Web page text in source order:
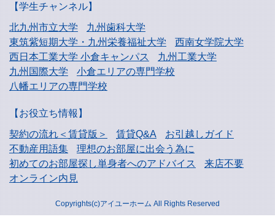
【学生チャンネル】
北九州市立大学
九州歯科大学
東筑紫短期大学・九州栄養福祉大学
西南女学院大学
西日本工業大学小倉キャンパス
九州工業大学
九州国際大学
小倉エリアの専門学校
八幡エリアの専門学校
【お役立ち情報】
契約の流れ＜賃貸版＞
賃貸Q&A
お引越しガイド
不動産用語集
理想のお部屋に出会う為に
初めてのお部屋探し単身者へのアドバイス
来店不要
オンライン内見
Copyrights(c)アイユーホーム All Rights Reserved